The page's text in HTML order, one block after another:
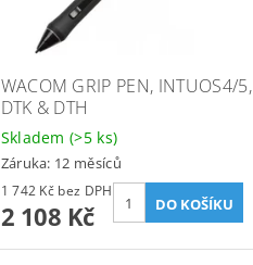
WACOM GRIP PEN, INTUOS4/5,
DTK & DTH
Skladem(>5 ks)
Záruka: 12 měsíců
1 742 Kč bez DPH
2 108 Kč